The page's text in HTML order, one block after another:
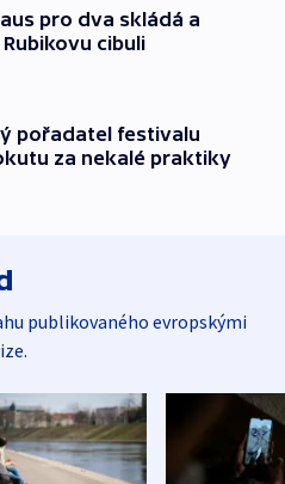
pro dva skládá a
cibuli
pořadatel festivalu
za nekalé praktiky
publikovaného evropskými